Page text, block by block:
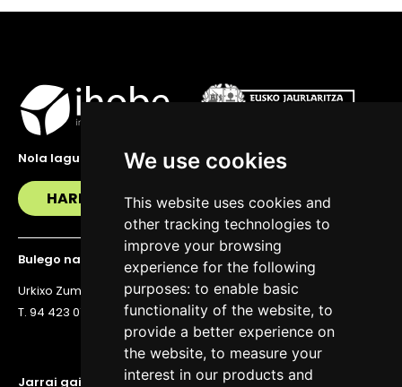
We use cookies
This website uses cookies and
other tracking technologies to
improve your browsing
experience for the following
purposes: to enable basic
functionality of the website, to
provide a better experience on
the website, to measure your
interest in our products and
Jarrai gaitzazu eguneratuta egoteko
Nola lagundu zaitzakegu?
HARREMANETAN JARRI
Bulego nagusia
Urkixo Zumarkalea 36, 6. solairua, 48011 Bilbo
T. 94 423 07 43